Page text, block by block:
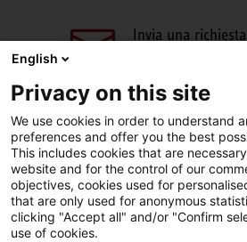
Invia una
Facebook LinkedIn
English
Privacy on this site
We use cookies in order to understand
preferences and offer you the best
This includes cookies that are
website and for the control of our
objectives, cookies used for
that are only used for anonymous
clicking "Accept all" and/or "Confirm
use of cookies.